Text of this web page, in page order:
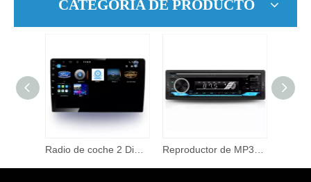
CATEGORIA DE PRODUCTO